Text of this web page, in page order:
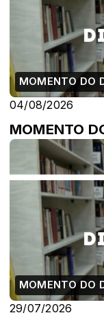
MOMENTO DO
04/08/2026
MOMENTO
MOMENTO DO
29/07/2026